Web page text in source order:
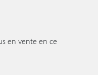
en vente en ce